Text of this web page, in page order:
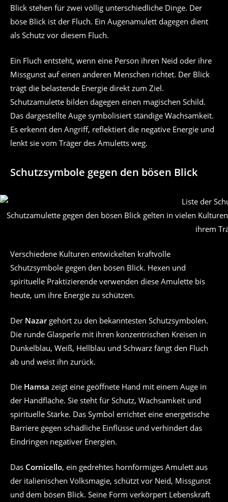
Blick stehen für zwei völlig unterschiedliche Dinge. Der
böse Blick ist der Fluch. Ein Augenamulett dagegen dient
als Schutz vor diesem Fluch.
Ein Fluch entsteht, wenn eine Person ihren Neid oder ihre
Missgunst auf einen anderen Menschen richtet. Der Blick
trägt die belastende Energie direkt zum Ziel.
Schutzamulette bilden dagegen einen magischen Schild.
Das dargestellte Auge symbolisiert ständige Wachsamkeit.
Es erkennt den Angriff, reflektiert die negative Energie und
lenkt sie vom Träger des Amuletts weg.
Schutzsymbole gegen den bösen Blick
Schutzamulette gegen den bösen Blick gelten in vielen
ihrem
Verschiedene Kulturen entwickelten kraftvolle
Schutzsymbole gegen den bösen Blick. Hexen und
spirituelle Praktizierende verwenden diese Amulette bis
heute, um ihre Energie zu schützen.
Der Nazargehört zu den bekanntesten Schutzsymbolen.
Die runde Glasperle mit ihren konzentrischen Kreisen in
Dunkelblau, Weiß, Hellblau und Schwarz fängt den Fluch
ab und weist ihn zurück.
Die Hamsa zeigt eine geöffnete Hand mit einem Auge in
der Handfläche. Sie steht für Schutz, Wachsamkeit und
spirituelle Stärke. Das Symbol errichtet eine energetische
Barriere gegen schädliche Einflüsse und verhindert das
Eindringen negativer Energien.
Das Cornicello, ein gedrehtes hornförmiges Amulett aus
der italienischen Volksmagie, schützt vor Neid, Missgunst
und dem bösen Blick. Seine Form verkörpert Lebenskraft